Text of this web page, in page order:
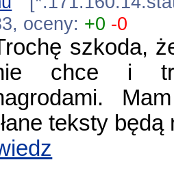
oceny: +0 -0
szkoda,
chce i
teksty